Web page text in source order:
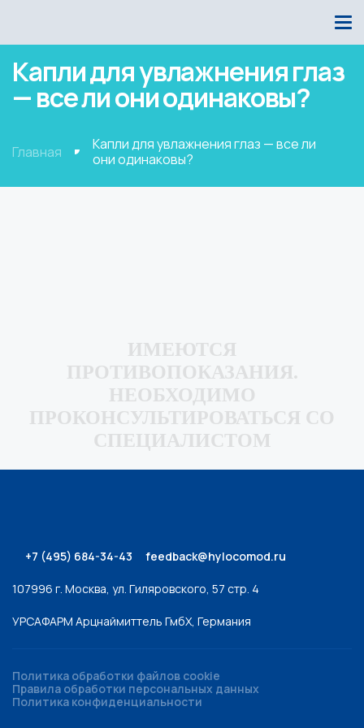
Капли для увлажнения глаз
— все ли они одинаковы?
Главная
Капли для увлажнения глаз — все ли
они одинаковы?
ИМЕЮТСЯ
ПРОТИВОПОКАЗАНИЯ.
НЕОБХОДИМО
ПРОКОНСУЛЬТИРОВАТЬСЯ СО
СПЕЦИАЛИСТОМ
УРСАФАРМ Арцнаймиттель ГмбХ, Германия
+7 (495) 684-34-43 feedback@hylocomod.ru
107996 г. Москва, ул. Гиляровского, 57 стр. 4
Политика обработки файлов cookie
Правила обработки персональных данных
Политика конфиденциальности